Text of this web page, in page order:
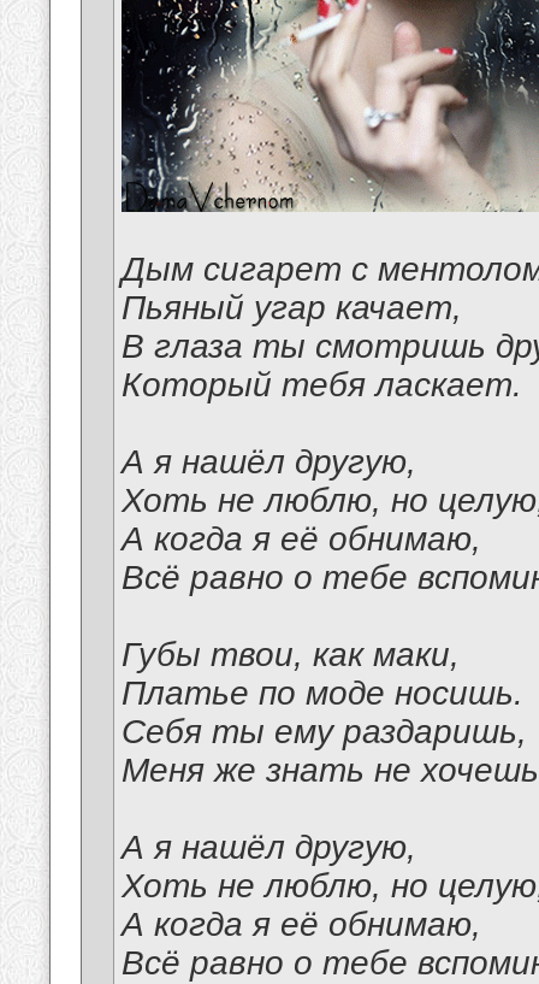
Дым сигарет с
Пьяный угар качает,
В глаза ты смотришь
Который тебя ласкает.
А я нашёл другую,
Хоть не люблю, но
А когда я её обнимаю,
Всё равно о тебе
Губы твои, как маки,
Платье по моде носишь.
Себя ты ему раздаришь,
Меня же знать не
А я нашёл другую,
Хоть не люблю, но
А когда я её обнимаю,
Всё равно о тебе